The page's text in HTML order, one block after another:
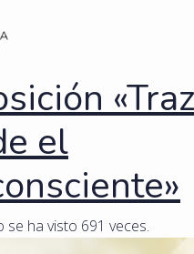
el
se ha visto 691 veces.